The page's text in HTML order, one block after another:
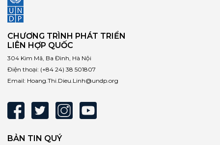
CHƯƠNG TRÌNH PHÁT TRIỂN
LIÊN HỢP QUỐC
304 Kim Mã, Ba Đình, Hà Nội
Điện thoại: (+84 24) 38 501807
Email: Hoang.Thi.Dieu.Linh@undp.org
BẢN TIN QUÝ